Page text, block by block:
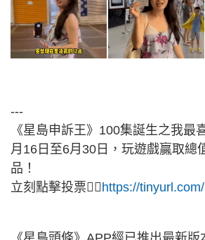
---
《星島申訴王》100集誕生之我最
月16日至6月30日，玩遊戲贏取總
品！
立刻點擊投票👉🏻https://